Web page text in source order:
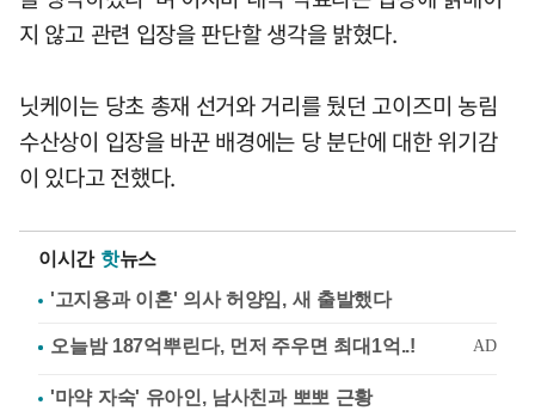
지 않고 관련 입장을 판단할 생각을 밝혔다.
닛케이는 당초 총재 선거와 거리를 뒀던 고이즈미 농림
수산상이 입장을 바꾼 배경에는 당 분단에 대한 위기감
이 있다고 전했다.
이시간 핫뉴스
'고지용과 이혼' 의사 허양임, 새 출발했다
'마약 자숙' 유아인, 남사친과 뽀뽀 근황